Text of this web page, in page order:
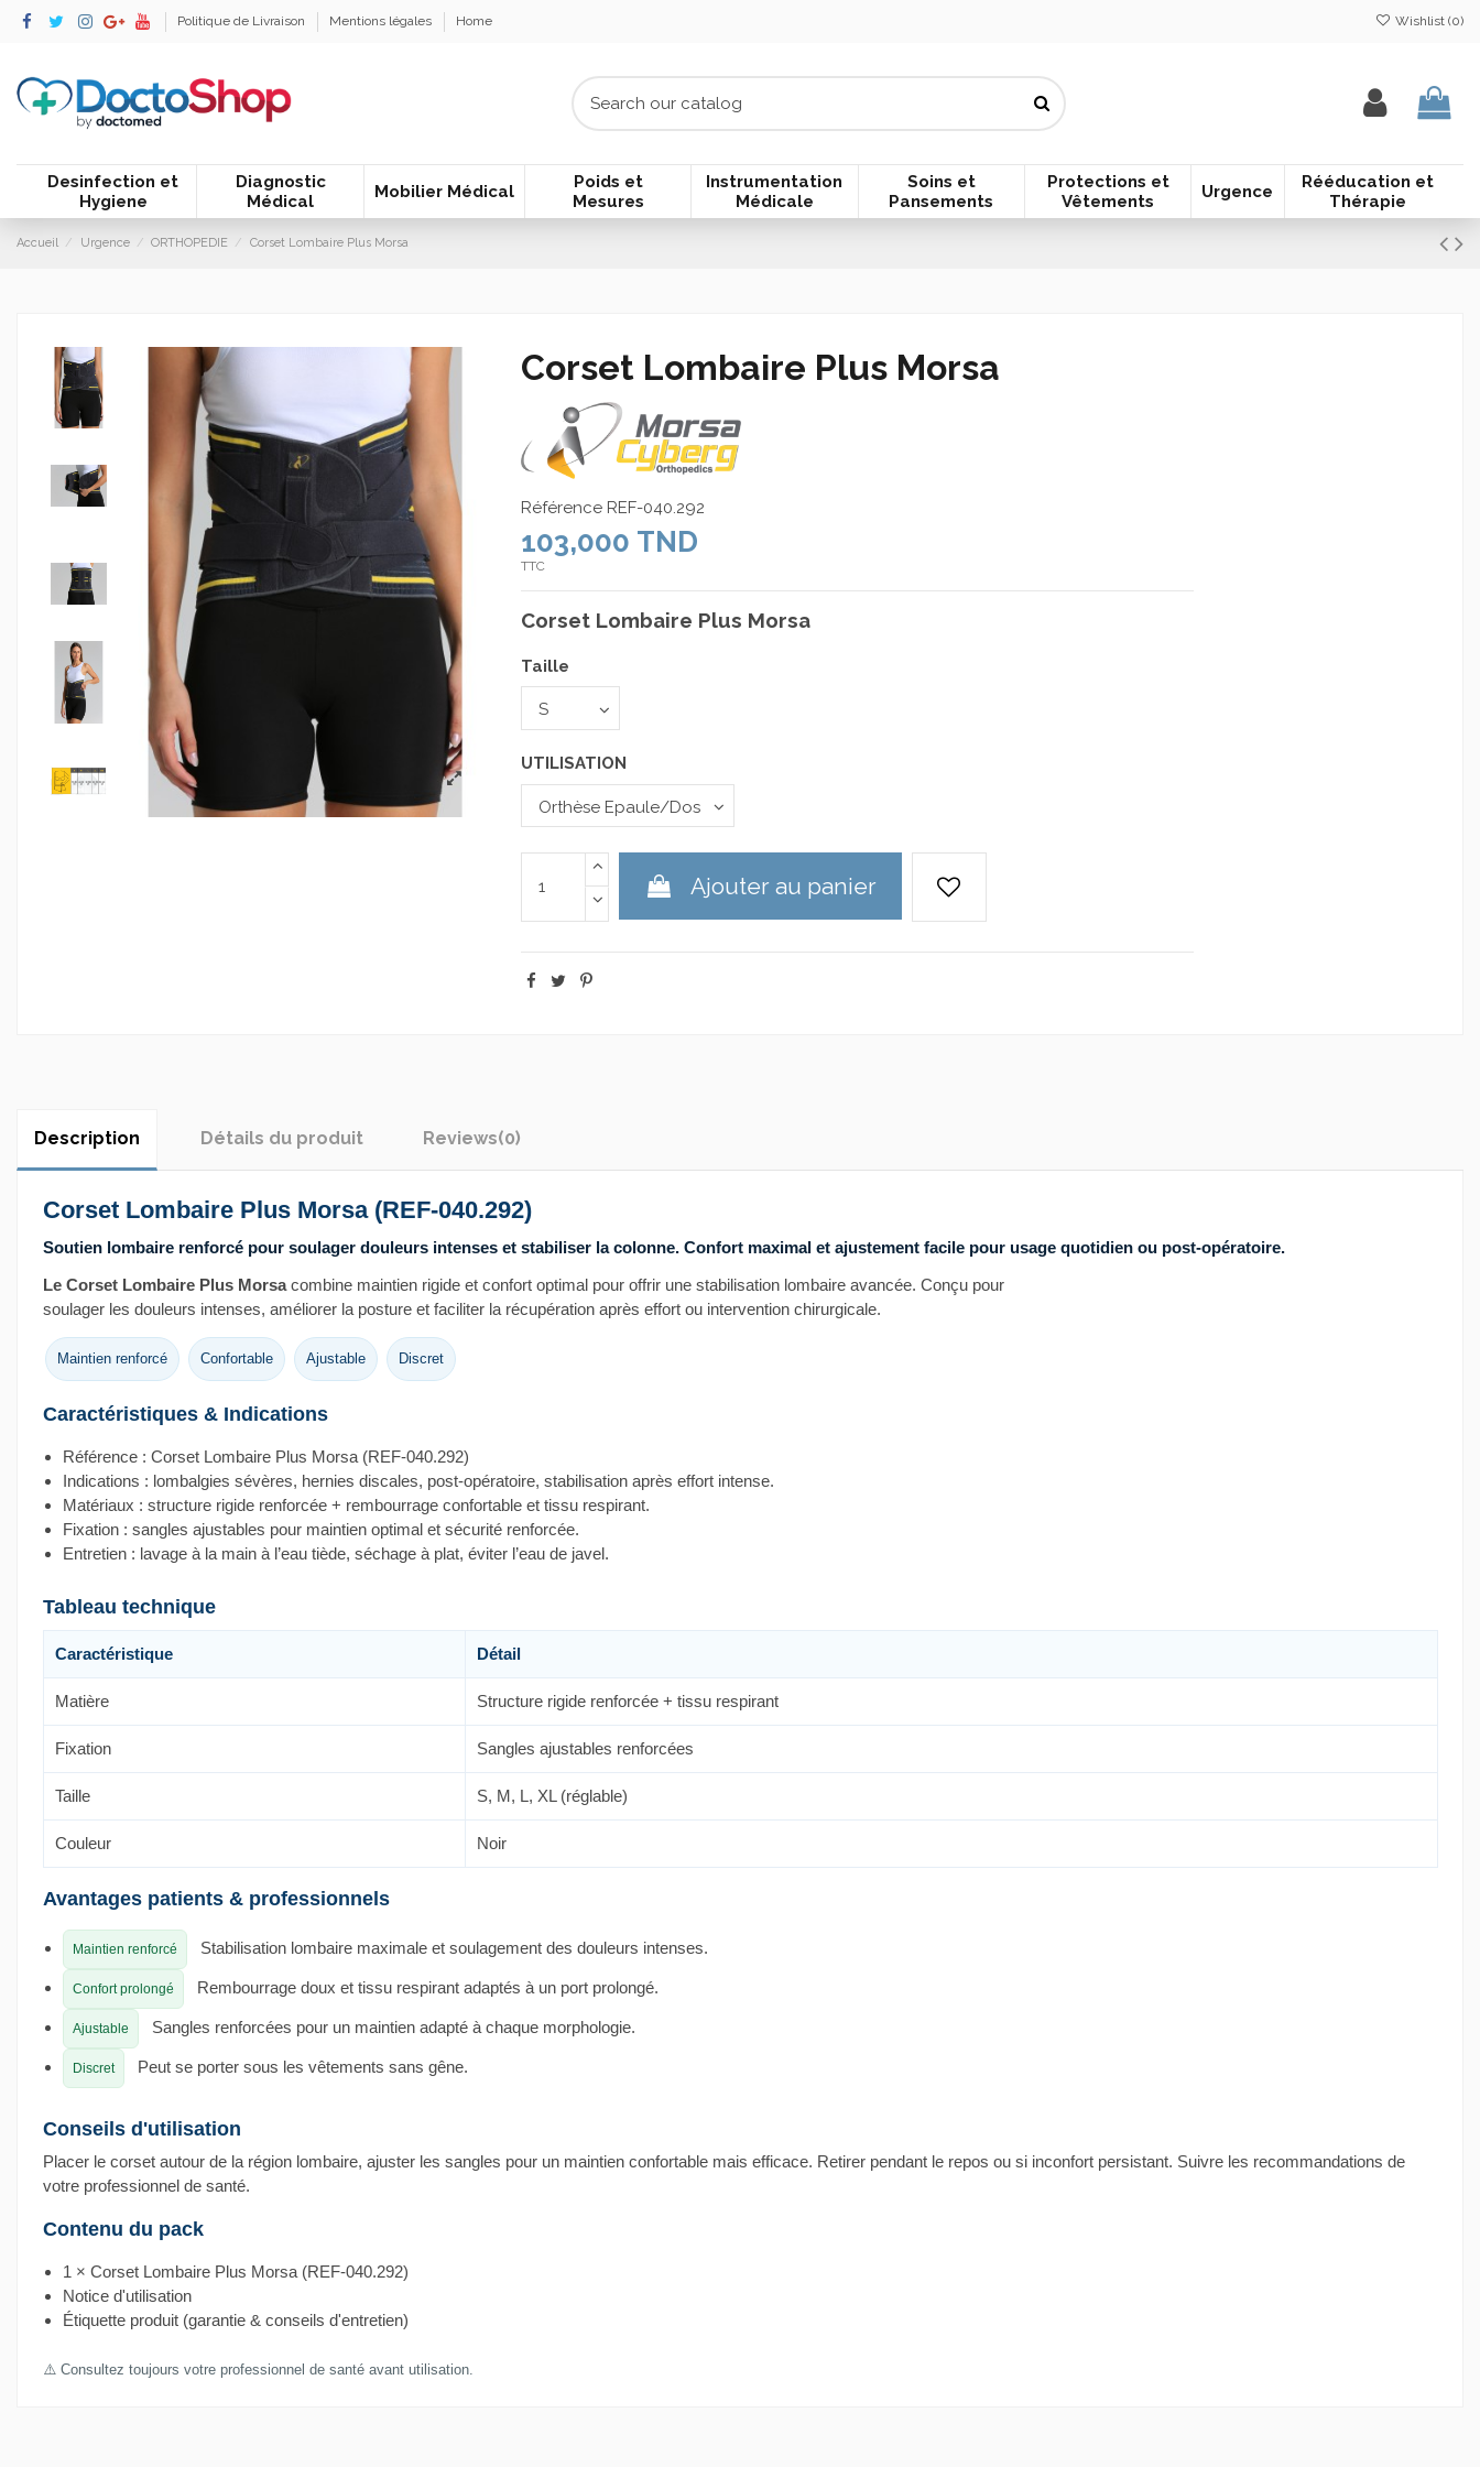
Politique de Livraison Mentions légales Home Wishlist (0)
Desinfection et
Hygiene
Diagnostic
Médical
Mobilier Médical
Poids et
Mesures
Instrumentation
Médicale
Soins et
Pansements
Protections et
Vêtements
Urgence
Rééducation et
Thérapie
Accueil Urgence ORTHOPEDIE Corset Lombaire Plus Morsa
Corset Lombaire Plus Morsa
Référence REF-040.292
103,000 TND
TTC
Corset Lombaire Plus Morsa
Taille
UTILISATION
Ajouter au panier
Description Détails du produit Reviews(0)
Corset Lombaire Plus Morsa (REF-040.292)
Soutien lombaire renforcé pour soulager douleurs intenses et stabiliser la colonne. Confort maximal et ajustement facile pour usage quotidien ou post-opératoire.
Le Corset Lombaire Plus Morsacombine maintien rigide et confort optimal pour offrir une stabilisation lombaire avancée. Conçu pour
soulager les douleurs intenses, améliorer la posture et faciliter la récupération après effort ou intervention chirurgicale.
Maintien renforcé Confortable Ajustable Discret
Caractéristiques & Indications
Référence : Corset Lombaire Plus Morsa (REF-040.292)
Indications : lombalgies sévères, hernies discales, post-opératoire, stabilisation après effort intense.
Matériaux : structure rigide renforcée + rembourrage confortable et tissu respirant.
Fixation : sangles ajustables pour maintien optimal et sécurité renforcée.
Entretien : lavage à la main à l’eau tiède, séchage à plat, éviter l’eau de javel.
Tableau technique
Caractéristique Détail
Matière Structure rigide renforcée + tissu respirant
Fixation Sangles ajustables renforcées
Taille S, M, L, XL (réglable)
Couleur Noir
Avantages patients & professionnels
Maintien renforcé Stabilisation lombaire maximale et soulagement des douleurs intenses.
Confort prolongé Rembourrage doux et tissu respirant adaptés à un port prolongé.
Ajustable Sangles renforcées pour un maintien adapté à chaque morphologie.
Discret Peut se porter sous les vêtements sans gêne.
Conseils d'utilisation
Placer le corset autour de la région lombaire, ajuster les sangles pour un maintien confortable mais efficace. Retirer pendant le repos ou si inconfort persistant. Suivre les recommandations de
votre professionnel de santé.
Contenu du pack
1 × Corset Lombaire Plus Morsa (REF-040.292)
Notice d'utilisation
Étiquette produit (garantie & conseils d'entretien)
⚠️ Consultez toujours votre professionnel de santé avant utilisation.